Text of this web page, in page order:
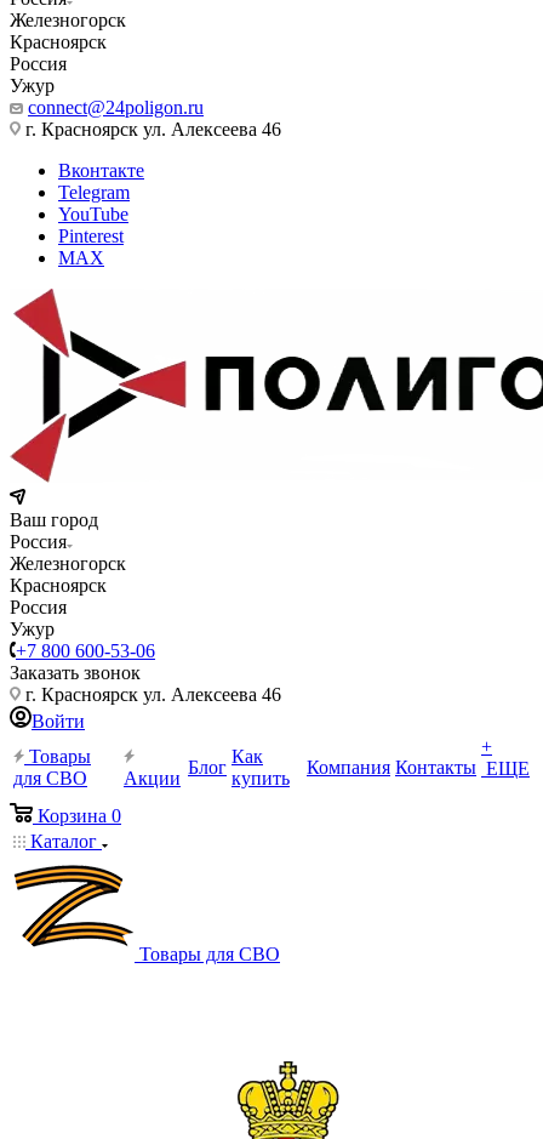
Железногорск
Красноярск
Россия
Ужур
connect@24poligon.ru
г. Красноярск ул. Алексеева 46
Вконтакте
Telegram
YouTube
Pinterest
MAX
Ваш город
Россия
Железногорск
Красноярск
Россия
Ужур
+7 800 600-53-06
Заказать звонок
г. Красноярск ул. Алексеева 46
Войти
Товары
для СВО
Акции
Блог
Как
купить
Компания Контакты
+
ЕЩЕ
Корзина 0
Каталог
Товары для СВО